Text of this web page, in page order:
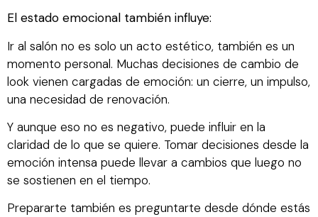
El estado emocional también influye:
Ir al salón no es solo un acto estético, también es un
momento personal. Muchas decisiones de cambio de
look vienen cargadas de emoción: un cierre, un impulso,
una necesidad de renovación.
Y aunque eso no es negativo, puede influir en la
claridad de lo que se quiere. Tomar decisiones desde la
emoción intensa puede llevar a cambios que luego no
se sostienen en el tiempo.
Prepararte también es preguntarte desde dónde estás